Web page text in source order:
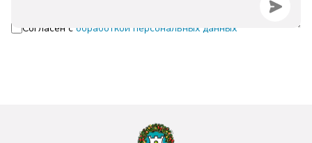
Согласен с обработкой персональных данных